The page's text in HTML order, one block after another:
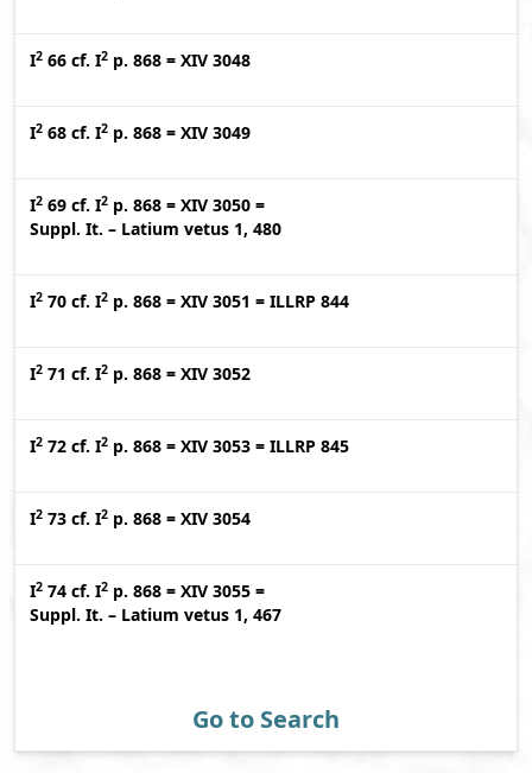
I2 66 cf. I2 p. 868 = XIV 3048
I2 68 cf. I2 p. 868 = XIV 3049
I2 69 cf. I2 p. 868 = XIV 3050 =
Suppl. It. – Latium vetus 1, 480
I2 70 cf. I2 p. 868 = XIV 3051 = ILLRP 844
I2 71 cf. I2 p. 868 = XIV 3052
I2 72 cf. I2 p. 868 = XIV 3053 = ILLRP 845
I2 73 cf. I2 p. 868 = XIV 3054
I2 74 cf. I2 p. 868 = XIV 3055 =
Suppl. It. – Latium vetus 1, 467
Go to Search